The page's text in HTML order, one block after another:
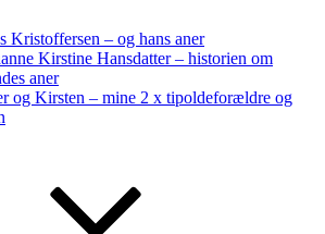
Kristoffersen – og hans aner
Kirstine Hansdatter – historien om
aner
og Kirsten – mine 2 x tipoldeforældre og